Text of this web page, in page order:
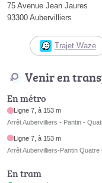
75 Avenue Jean Jaures
93300 Aubervilliers
Trajet Waze
Venir en
En métro
Ligne 7, à 153 m
Arrêt Aubervilliers - Pantin -
Ligne 7, à 153 m
Arrêt Aubervilliers-Pantin
En tram